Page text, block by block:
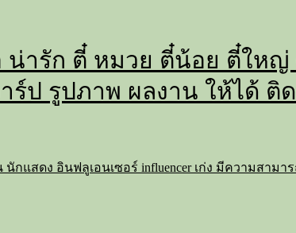
น่ารัก ตี๋ หมวย ตี๋น้อย ตี๋ให
ร์ป รูปภาพ ผลงาน ให้ได้ ติ
แสดง อินฟลูเอนเซอร์ influencer เก่ง มีความสาม